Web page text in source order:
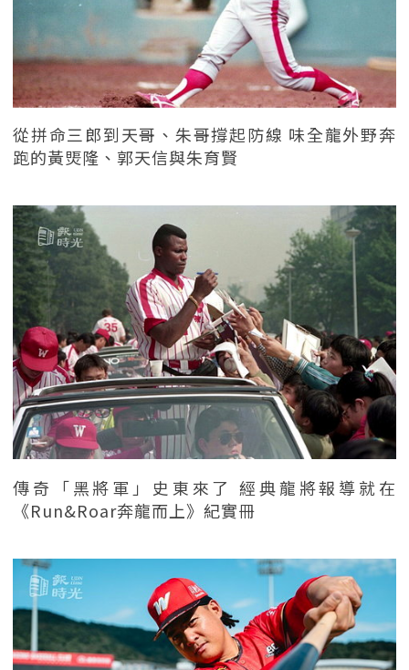
從拼命三郎到天哥、朱哥撐起防線 味全龍外野奔
跑的黃煚隆、郭天信與朱育賢
傳奇「黑將軍」史東來了 經典龍將報導就在
《Run&Roar奔龍而上》紀實冊